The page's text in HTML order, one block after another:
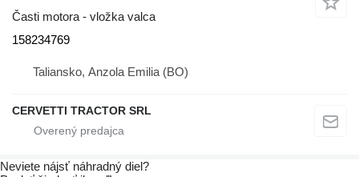
Časti motora - vložka valca
158234769
Taliansko, Anzola Emilia (BO)
CERVETTI TRACTOR SRL
Neviete nájsť náhradný diel?